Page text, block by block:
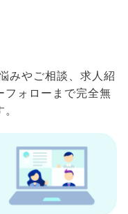
みやご相談、求人紹
フォローまで完全無